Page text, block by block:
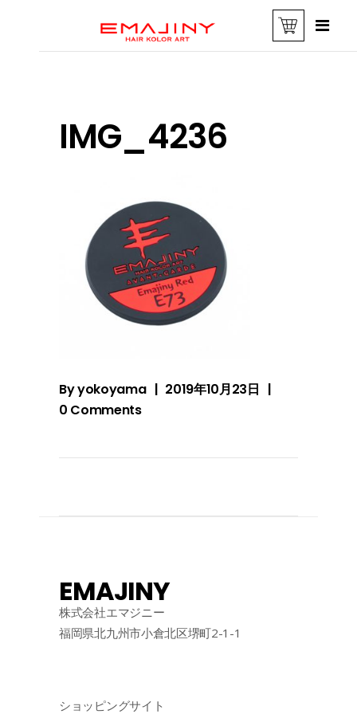
IMG_4236
Byyokoyama
2019年10月23日
0 Comments
EMAJINY
株式会社エマジニー
福岡県北九州市小倉北区堺町2-1-1
ショッピングサイト